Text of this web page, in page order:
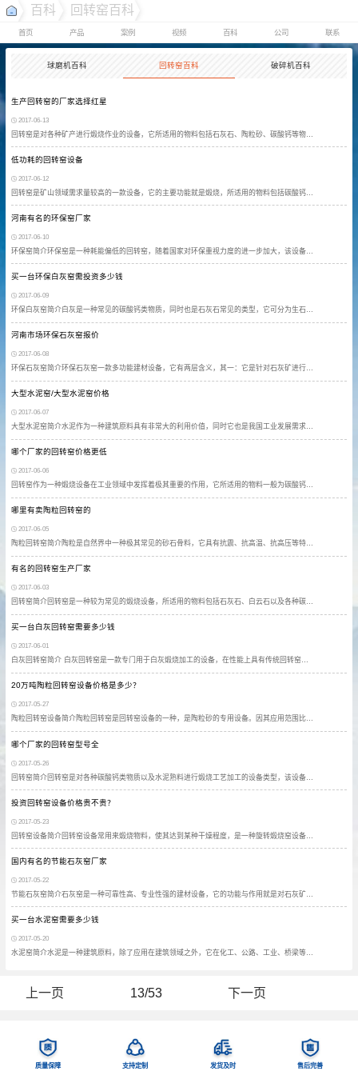
百科 回转窑百科
首页 产品 案例 视频 百科 公司 联系
球磨机百科 回转窑百科 破碎机百科
生产回转窑的厂家选择红星
2017-06-13
回转窑是对各种矿产进行煅烧作业的设备，它所适用的物料包括石灰石、陶粒砂、碳酸钙等物…
低功耗的回转窑设备
2017-06-12
回转窑是矿山领域需求量较高的一款设备，它的主要功能就是煅烧，所适用的物料包括碳酸钙…
河南有名的环保窑厂家
2017-06-10
环保窑简介环保窑是一种耗能偏低的回转窑，随着国家对环保重视力度的进一步加大，该设备…
买一台环保白灰窑需投资多少钱
2017-06-09
环保白灰窑简介白灰是一种常见的碳酸钙类物质，同时也是石灰石常见的类型，它可分为生石…
河南市场环保石灰窑报价
2017-06-08
环保石灰窑简介环保石灰窑一款多功能建材设备，它有两层含义，其一：它是针对石灰矿进行…
大型水泥窑/大型水泥窑价格
2017-06-07
大型水泥窑简介水泥作为一种建筑原料具有非常大的利用价值，同时它也是我国工业发展需求…
哪个厂家的回转窑价格更低
2017-06-06
回转窑作为一种煅烧设备在工业领域中发挥着极其重要的作用，它所适用的物料一般为碳酸钙…
哪里有卖陶粒回转窑的
2017-06-05
陶粒回转窑简介陶粒是自然界中一种极其常见的砂石骨料，它具有抗震、抗高温、抗高压等特…
有名的回转窑生产厂家
2017-06-03
回转窑简介回转窑是一种较为常见的煅烧设备，所适用的物料包括石灰石、白云石以及各种碳…
买一台白灰回转窑需要多少钱
2017-06-01
白灰回转窑简介 白灰回转窑是一款专门用于白灰煅烧加工的设备，在性能上具有传统回转窑…
20万吨陶粒回转窑设备价格是多少？
2017-05-27
陶粒回转窑设备简介陶粒回转窑是回转窑设备的一种，是陶粒砂的专用设备。因其应用范围比…
哪个厂家的回转窑型号全
2017-05-26
回转窑简介回转窑是对各种碳酸钙类物质以及水泥熟料进行煅烧工艺加工的设备类型，该设备…
投资回转窑设备价格贵不贵？
2017-05-23
回转窑设备简介回转窑设备常用来煅烧物料，使其达到某种干燥程度，是一种旋转煅烧窑设备…
国内有名的节能石灰窑厂家
2017-05-22
节能石灰窑简介石灰窑是一种可靠性高、专业性强的建材设备，它的功能与作用就是对石灰矿…
买一台水泥窑需要多少钱
2017-05-20
水泥窑简介水泥是一种建筑原料，除了应用在建筑领域之外，它在化工、公路、工业、桥梁等…
上一页 13/53 下一页
质量保障 支持定制 发货及时 售后完善